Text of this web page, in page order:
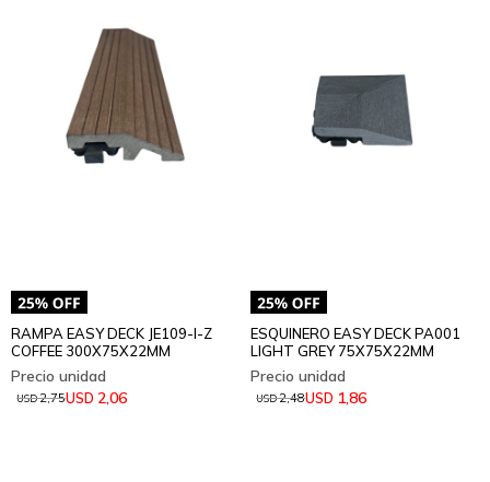
RAMPA EASY DECK JE109-I-Z
COFFEE 300X75X22MM
USD 2,06
USD2,75
ESQUINERO EASY DECK PA001
LIGHT GREY 75X75X22MM
USD 1,86
USD2,48